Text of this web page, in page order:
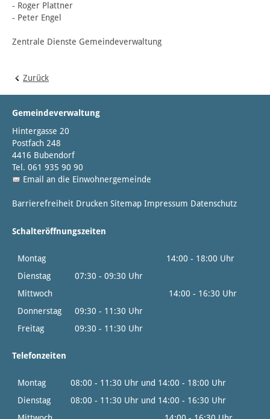
- Roger Plattner
- Peter Engel
Zentrale Dienste Gemeindeverwaltung
Zurück
Gemeindeverwaltung
Hintergasse 20
Postfach 248
4416 Bubendorf
Tel. 061 935 90 90
Email an die Einwohnergemeinde
Barrierefreiheit Drucken Sitemap Impressum Datenschutz
Schalteröffnungszeiten
Montag
14:00 - 18:00 Uhr
Dienstag
07:30 - 09:30 Uhr
Mittwoch
14:00 - 16:30 Uhr
Donnerstag
09:30 - 11:30 Uhr
Freitag
09:30 - 11:30 Uhr
Telefonzeiten
Montag
08:00 - 11:30 Uhr und 14:00 - 18:00 Uhr
Dienstag
08:00 - 11:30 Uhr und 14:00 - 16:30 Uhr